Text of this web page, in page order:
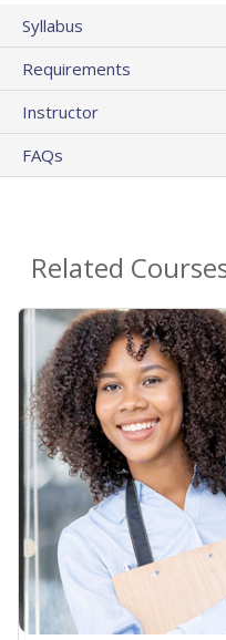
Syllabus
Requirements
Instructor
FAQs
Related